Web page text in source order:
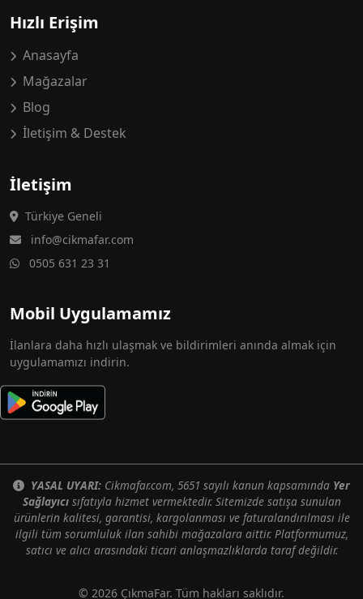
Hızlı Erişim
Anasayfa
Mağazalar
Blog
İletişim & Destek
İletişim
Türkiye Geneli
info@cikmafar.com
0505 631 23 31
Mobil Uygulamamız
İlanlara daha hızlı ulaşmak ve bildirimleri anında almak için
uygulamamızı indirin.
YASAL UYARI: Cikmafar.com, 5651 sayılı kanun kapsamında Yer
Sağlayıcısıfatıyla hizmet vermektedir. Sitemizde satışa sunulan
ürünlerin kalitesi, garantisi, kargolanması ve faturalandırılması ile
ilgili tüm sorumluluk ilan sahibi mağazalara aittir. Platformumuz,
satıcı ve alıcı arasındaki ticari anlaşmazlıklarda taraf değildir.
© 2026 ÇıkmaFar. Tüm hakları saklıdır.